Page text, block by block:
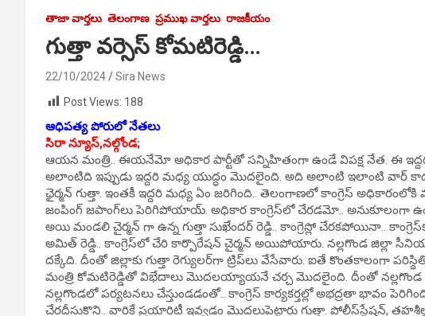
తాజా వార్తలు తెలంగాణ ప్రముఖ వార్తలు రాజకీయం
గుత్తా వర్సెస్ కోమటిరెడ్డి…
22/10/2024
Sira News
Post Views: 188
ఆధిపత్య పోరులో నేతలు
సిరా న్యూస్,నల్గోండ;
ఆయన మంత్రి.. ఈయనేమో అధికార పార్టీతో సన్నిహితంగా ఉండే విపక్ష నేత. ఈ
అలాంటిది ఇప్పుడు ఇద్దరి మధ్య యుద్ధం మొదలైంది. అది అలాంటి ఇలాంటి వార్
ఛైర్మన్ గుత్తా. ఇంతకీ ఇద్దరి మధ్య ఏం జరిగింది.. తెలంగాణలో కాంగ్రెస్
జంపింగ్ జపాంగ్‌లు పెరిగిపోయాయ్. అధికార కాంగ్రెస్‌లో చేరడమో.. అనుకూలంగా
అయి మండలి చైర్మన్ గా ఉన్న గుత్తా సుఖేందర్ రెడ్డి.. కాంగ్రెస్లో చేరకపోయినా..
అమిత్ రెడ్డి.. కాంగ్రెస్‌లో చేరి కార్పొరేషన్ చైర్మన్ అయిపోయారు. నల్లగొండ జిల్లా
దక్కేది. దీంతో జిల్లాకు గుత్తా రెగ్యులర్‌గా ట్రిప్‌లు వేసేవారు. ఐతే కొంతకాలంగా
మంత్రి కోమటిరెడ్డితో విభేదాలు మొదలయ్యాయనే చర్చ మొదలైంది. దీంతో నల్లగొండ
నల్లగొండలో పర్యటనలు చేస్తుండడంతో.. కాంగ్రెస్ కార్యకర్తల్లో అభద్రతా భావం
చేరదీసుకొని.. వారికే ప్రయారిటీ ఇవ్వడం మొదలుపెట్టారు గుత్తా. పోలీస్‌స్టేషన్‌,